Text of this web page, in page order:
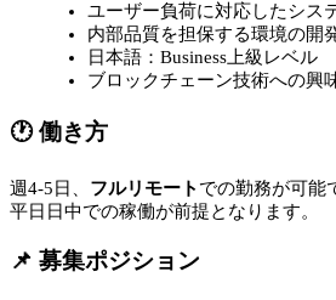
ユーザー負荷に対応したシス
内部品質を担保する環境の開
日本語：Business上級レベル
ブロックチェーン技術への興
🕐 働き方
週4-5日、 フルリモート での勤務が可能
平日日中での稼働が前提となります。
📌 募集ポジション